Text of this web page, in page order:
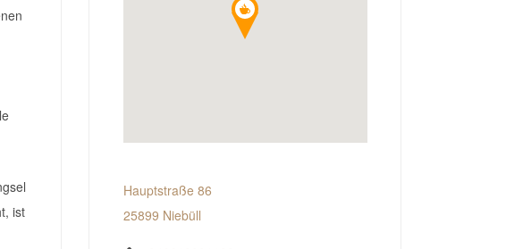
ist
Hauptstraße 86
25899 Niebüll